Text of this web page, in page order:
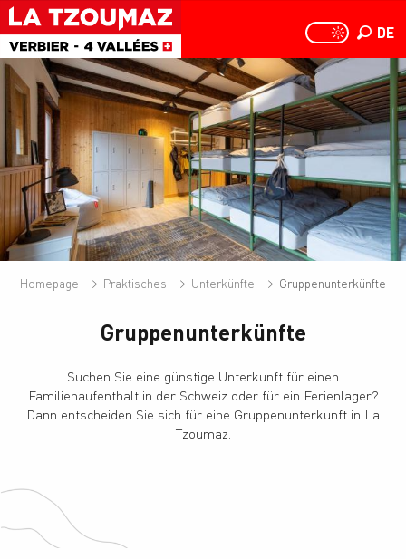
Aller
au
contenu
principal
PAGE D’ACCUEIL
PAGE
DE
Homepage Praktisches Unterkünfte Gruppenunterkünfte
Gruppenunterkünfte
Suchen Sie eine günstige Unterkunft für einen
Familienaufenthalt in der Schweiz oder für ein Ferienlager?
Dann entscheiden Sie sich für eine Gruppenunterkunft in La
Tzoumaz.